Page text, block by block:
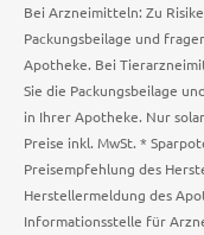
Bei Arzneimitteln: Zu
Packungsbeilage und
Apotheke. Bei
Sie die Packungsbeilage
in Ihrer Apotheke. Nur
Preise inkl. MwSt. *
Preisempfehlung des
Herstellermeldung des
Informationsstelle für